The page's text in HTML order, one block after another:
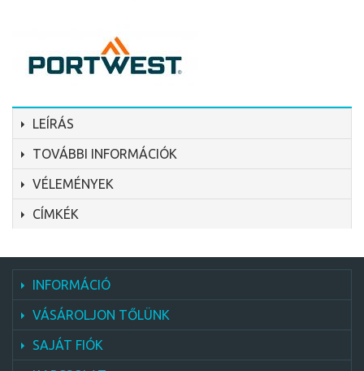
LEÍRÁS
TOVÁBBI INFORMÁCIÓK
VÉLEMÉNYEK
CÍMKÉK
INFORMÁCIÓ
VÁSÁROLJON TŐLÜNK
SAJÁT FIÓK